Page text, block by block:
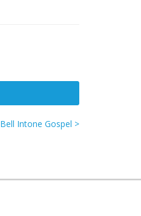
Bell Intone Gospel >